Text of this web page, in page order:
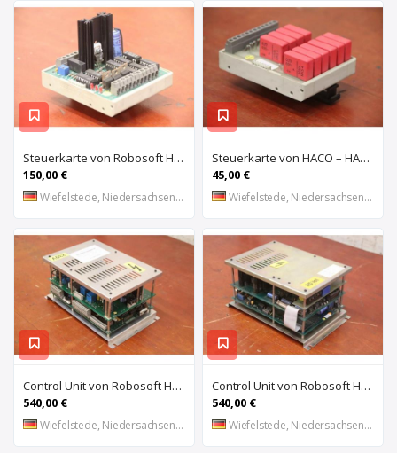
Steuerkarte von Robosoft HACO – HACC 013 PPES 30135
150,00 €
Wiefelstede, Niedersachsen, DE
Steuerkarte von HACO – HACE 032 PPES 30135
45,00 €
Wiefelstede, Niedersachsen, DE
Control Unit von Robosoft HACO – 411-1153 PPES 30135
540,00 €
Wiefelstede, Niedersachsen, DE
Control Unit von Robosoft HACO – 411-1084 / 412-0112 / 412-0094 PPES 30135
540,00 €
Wiefelstede, Niedersachsen, DE